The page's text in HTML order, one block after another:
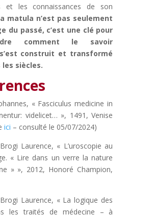
et les connaissances de son
matula n’est pas seulement
du passé, c’est une clé pour
comment le savoir
construit et transformé
siècles.
« Fasciculus medicine in
videlicet… », 1491, Venise
ici – consulté le 05/07/2024)
Laurence, « L’uroscopie au
« Lire dans un verre la nature
» », 2012, Honoré Champion,
Laurence, « La logique des
les traités de médecine – à